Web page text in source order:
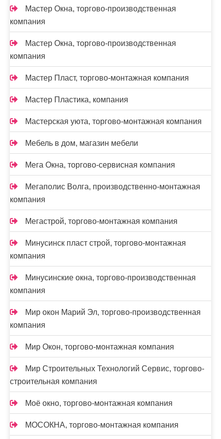
Мастер Окна, торгово-производственная
компания
Мастер Окна, торгово-производственная
компания
Мастер Пласт, торгово-монтажная компания
Мастер Пластика, компания
Мастерская уюта, торгово-монтажная компания
Мебель в дом, магазин мебели
Мега Окна, торгово-сервисная компания
Мегаполис Волга, производственно-монтажная
компания
Мегастрой, торгово-монтажная компания
Минусинск пласт строй, торгово-монтажная
компания
Минусинские окна, торгово-производственная
компания
Мир окон Марий Эл, торгово-производственная
компания
Мир Окон, торгово-монтажная компания
Мир Строительных Технологий Сервис, торгово-
строительная компания
Моё окно, торгово-монтажная компания
МОСОКНА, торгово-монтажная компания